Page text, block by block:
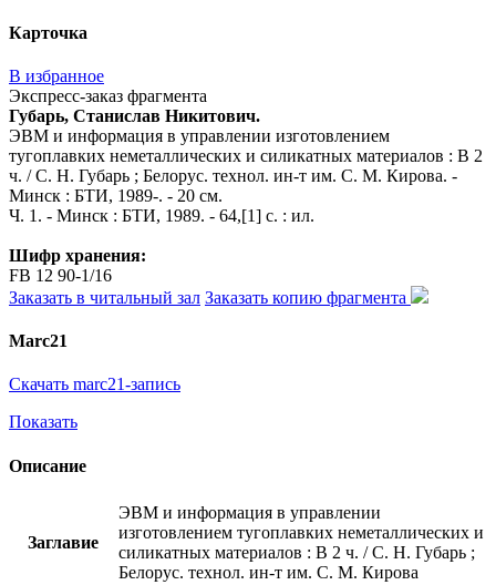
Карточка
В избранное
Экспресс-заказ фрагмента
Губарь, Станислав Никитович.
ЭВМ и информация в управлении изготовлением
тугоплавких неметаллических и силикатных материалов : В 2
ч. / С. Н. Губарь ; Белорус. технол. ин-т им. С. М. Кирова. -
Минск : БТИ, 1989-. - 20 см.
Ч. 1. - Минск : БТИ, 1989. - 64,[1] с. : ил.
Шифр хранения:
FB 12 90-1/16
Заказать в читальный зал Заказать копию фрагмента
Marc21
Скачать marc21-запись
Показать
Описание
Заглавие
ЭВМ и информация в управлении
изготовлением тугоплавких неметаллических и
силикатных материалов : В 2 ч. / С. Н. Губарь ;
Белорус. технол. ин-т им. С. М. Кирова